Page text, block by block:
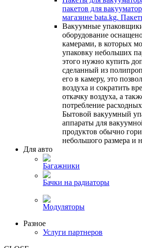
пакетов для
магазине bata.kg.
Вакуумные
оборудование
камерами, в которых
упаковку небольших
этого нужно купить
сделанный из
его в камеру, это
воздуха и сократить
откачку воздуха, а
потребление
Бытовой вакуумный
аппараты для
продуктов обычно
небольшого размера и
Для авто
Багажники
Бачки на радиаторы
Модуляторы
Разное
Услуги партнеров